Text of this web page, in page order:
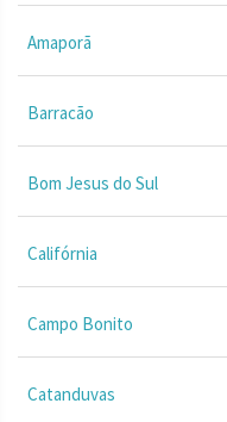
Amaporã
Barracão
Bom Jesus do Sul
Califórnia
Campo Bonito
Catanduvas